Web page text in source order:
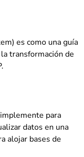
es como una guía
transformación de
para
datos en una
alojar bases de